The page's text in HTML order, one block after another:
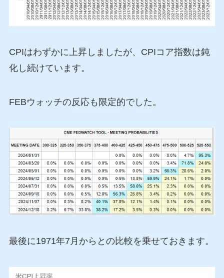
CPIはわずかに上昇しましたが、CPIコア指数は鈍
化し続けています。
FEBウォッチの反応も限定的でした。
最後に1971年7月からとの比較を乗せておきます。